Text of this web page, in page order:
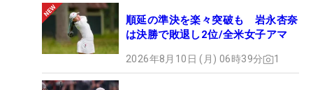
順延の準決を楽々突破も 岩永杏奈
は決勝で敗退し2位/全米女子アマ
2026年8月10日 (月) 06時39分 1